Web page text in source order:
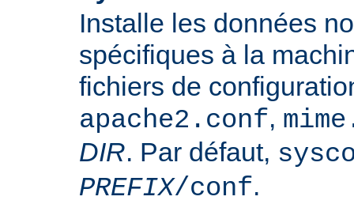
Installe les données
spécifiques à la
fichiers de
apache2.conf,
DIR. Par défaut,
PREFIX/conf.